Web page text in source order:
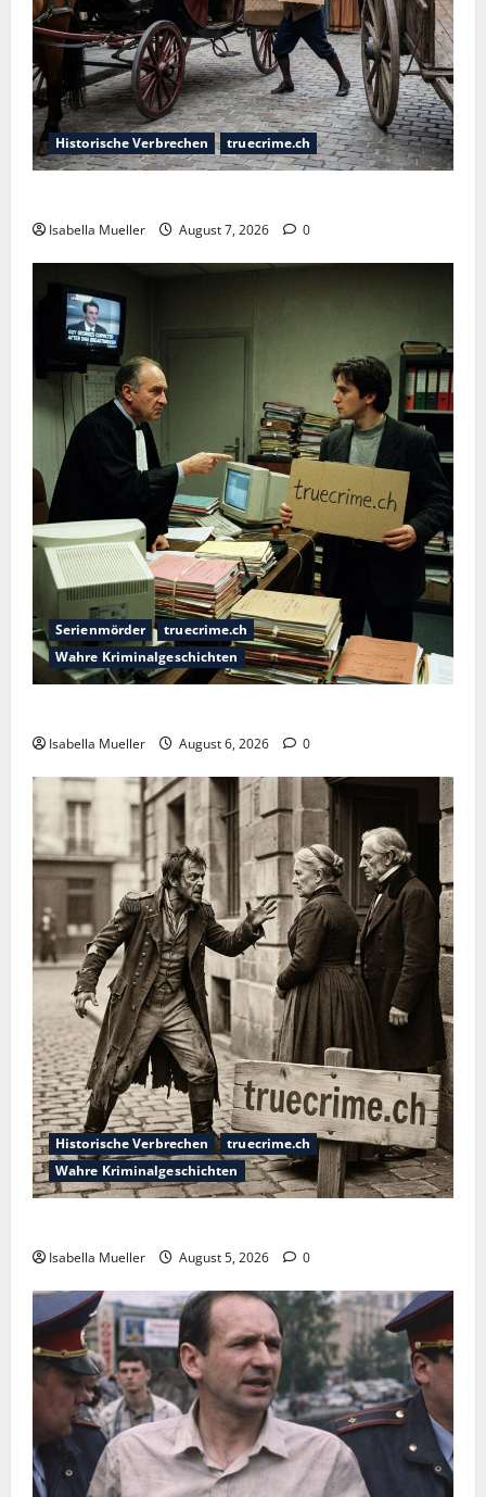
Historische Verbrechen truecrime.ch
Isabella Mueller August 7, 2026 0
Serienmörder
truecrime.ch
Wahre Kriminalgeschichten
Isabella Mueller August 6, 2026 0
Historische Verbrechen
truecrime.ch
Wahre Kriminalgeschichten
Isabella Mueller August 5, 2026 0